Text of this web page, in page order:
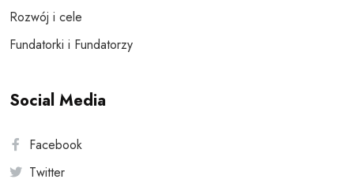
Rozwój i cele
Fundatorki i Fundatorzy
Social Media
Facebook
Twitter